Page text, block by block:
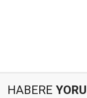
HABERE